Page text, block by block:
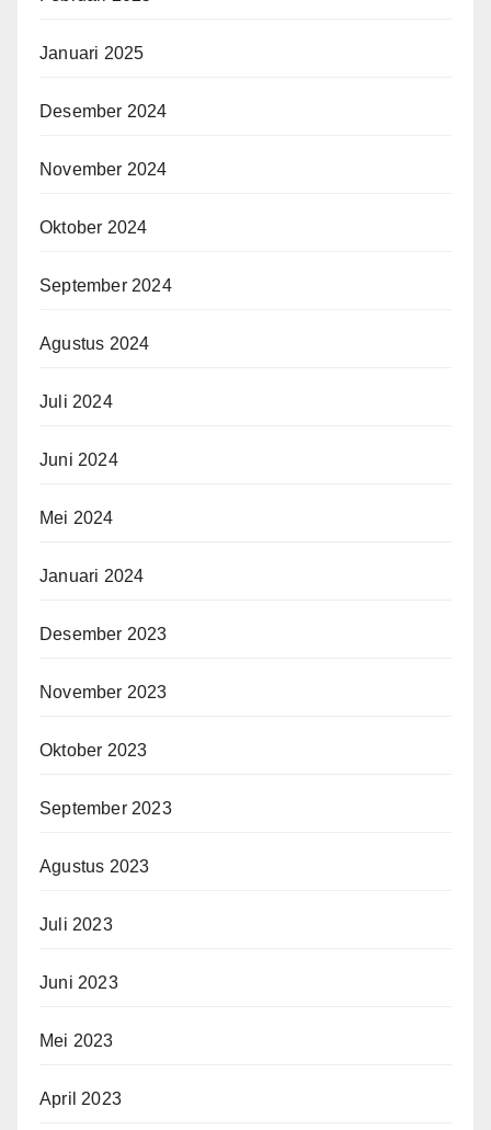
Januari 2025
Desember 2024
November 2024
Oktober 2024
September 2024
Agustus 2024
Juli 2024
Juni 2024
Mei 2024
Januari 2024
Desember 2023
November 2023
Oktober 2023
September 2023
Agustus 2023
Juli 2023
Juni 2023
Mei 2023
April 2023